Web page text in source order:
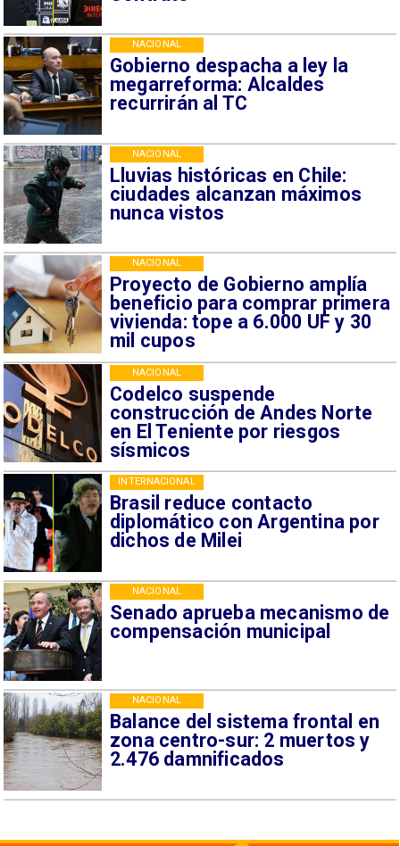
Gobierno despacha a ley la
megarreforma: Alcaldes
recurrirán al TC
NACIONAL
Lluvias históricas en Chile:
ciudades alcanzan máximos
nunca vistos
NACIONAL
Proyecto de Gobierno amplía
beneficio para comprar primera
vivienda: tope a 6.000 UF y 30
mil cupos
NACIONAL
Codelco suspende
construcción de Andes Norte
en El Teniente por riesgos
sísmicos
NACIONAL
Brasil reduce contacto
diplomático con Argentina por
dichos de Milei
INTERNACIONAL
Senado aprueba mecanismo de
compensación municipal
NACIONAL
Balance del sistema frontal en
zona centro-sur: 2 muertos y
2.476 damnificados
NACIONAL